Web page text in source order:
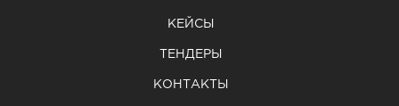
КЕЙСЫ
ТЕНДЕРЫ
КОНТАКТЫ